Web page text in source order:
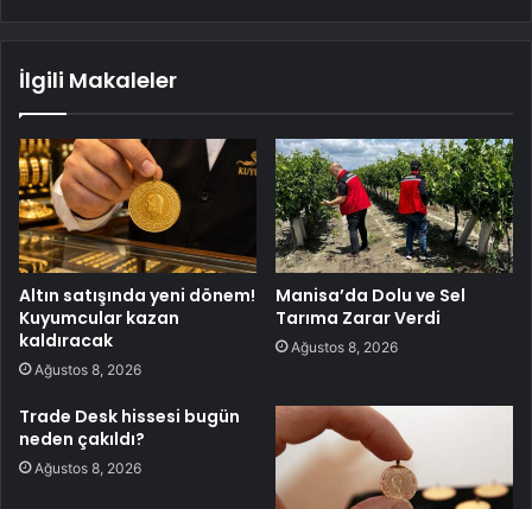
İlgili Makaleler
Altın satışında yeni dönem!
Kuyumcular kazan
kaldıracak
Ağustos 8, 2026
Manisa’da Dolu ve Sel
Tarıma Zarar Verdi
Ağustos 8, 2026
Trade Desk hissesi bugün
neden çakıldı?
Ağustos 8, 2026